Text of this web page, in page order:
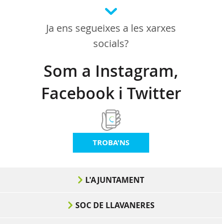
Ja ens segueixes a les xarxes
socials?
Som a Instagram,
Facebook i Twitter
TROBA'NS
L'AJUNTAMENT
SOC DE LLAVANERES